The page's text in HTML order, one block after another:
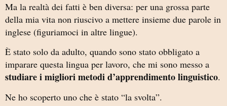
Ma la realtà dei fatti è ben diversa: per una grossa parte
della mia vita non riuscivo a mettere insieme due parole in
inglese (figuriamoci in altre lingue).
È stato solo da adulto, quando sono stato obbligato a
imparare questa lingua per lavoro, che mi sono messo a
studiare i migliori metodi d’apprendimento linguistico.
Ne ho scoperto uno che è stato “la svolta”.